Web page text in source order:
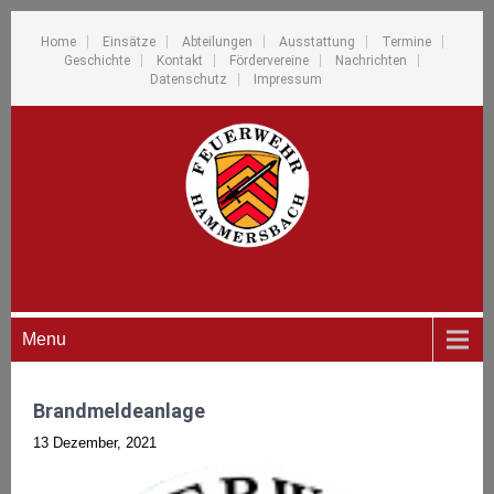
Home Einsätze Abteilungen Ausstattung
Termine
Geschichte
Kontakt Fördervereine
Nachrichten
Datenschutz
Impressum
Menu
Brandmeldeanlage
13 Dezember, 2021